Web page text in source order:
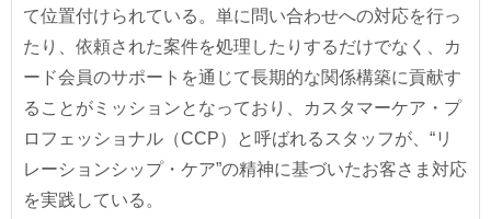
て位置付けられている。単に問い合わせへの対応を行っ
たり、依頼された案件を処理したりするだけでなく、カ
ード会員のサポートを通じて長期的な関係構築に貢献す
ることがミッションとなっており、カスタマーケア・プ
ロフェッショナル（CCP）と呼ばれるスタッフが、“リ
レーションシップ・ケア”の精神に基づいたお客さま対応
を実践している。